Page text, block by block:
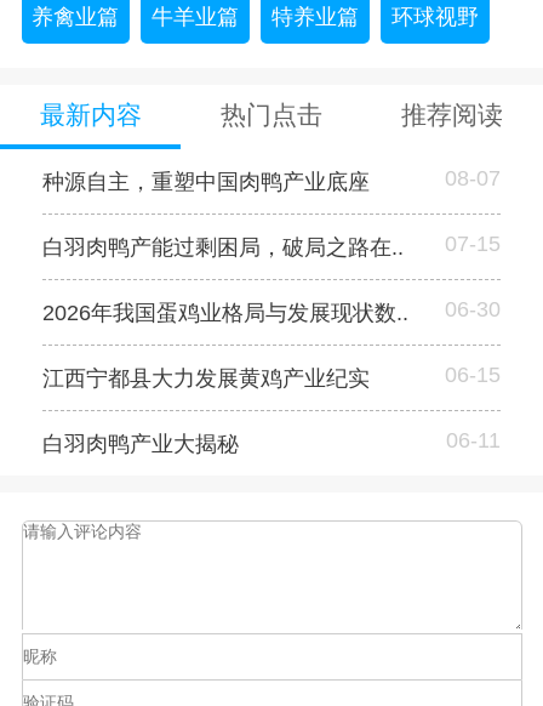
养禽业篇 牛羊业篇 特养业篇 环球视野
最新内容 热门点击 推荐阅读
种源自主，重塑中国肉鸭产业底座 08-07
白羽肉鸭产能过剩困局，破局之路在.. 07-15
2026年我国蛋鸡业格局与发展现状数.. 06-30
江西宁都县大力发展黄鸡产业纪实 06-15
白羽肉鸭产业大揭秘 06-11